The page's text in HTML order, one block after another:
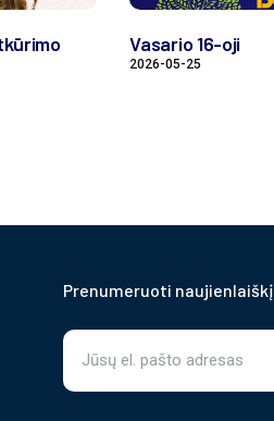
Vasario 16-oji
2026-05-25
Prenumeruoti naujienlaiškį